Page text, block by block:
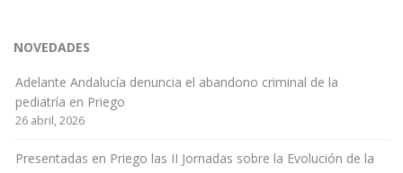
NOVEDADES
Adelante Andalucía denuncia el abandono criminal de la
pediatría en Priego
26 abril, 2026
Presentadas en Priego las II Jornadas sobre la Evolución de la